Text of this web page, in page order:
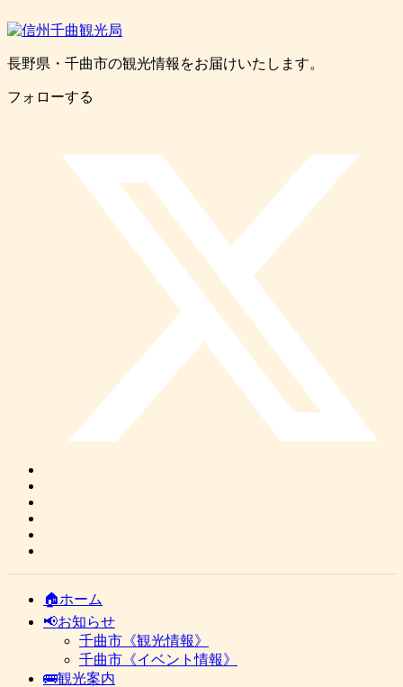
長野県・千曲市の観光情報をお届けいたします。
フォローする
🏠ホーム
📢お知らせ
千曲市《観光情報》
千曲市《イベント情報》
🚌観光案内